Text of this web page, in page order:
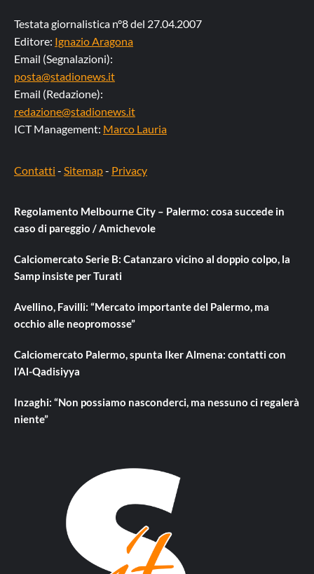
Testata giornalistica n°8 del 27.04.2007
Editore: Ignazio Aragona
Email (Segnalazioni):
posta@stadionews.it
Email (Redazione):
redazione@stadionews.it
ICT Management: Marco Lauria
Contatti - Sitemap- Privacy
Regolamento Melbourne City – Palermo: cosa succede in
caso di pareggio / Amichevole
Calciomercato Serie B: Catanzaro vicino al doppio colpo, la
Samp insiste per Turati
Avellino, Favilli: “Mercato importante del Palermo, ma
occhio alle neopromosse”
Calciomercato Palermo, spunta Iker Almena: contatti con
l’Al-Qadisiyya
Inzaghi: “Non possiamo nasconderci, ma nessuno ci regalerà
niente”